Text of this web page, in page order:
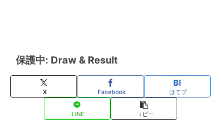
保護中: Draw & Result
X Facebook はてブ
LINE コピー